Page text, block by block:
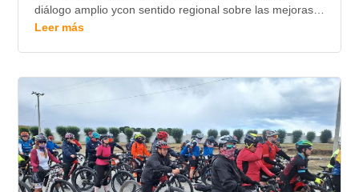
diálogo amplio ycon sentido regional sobre las mejoras…
Leer más